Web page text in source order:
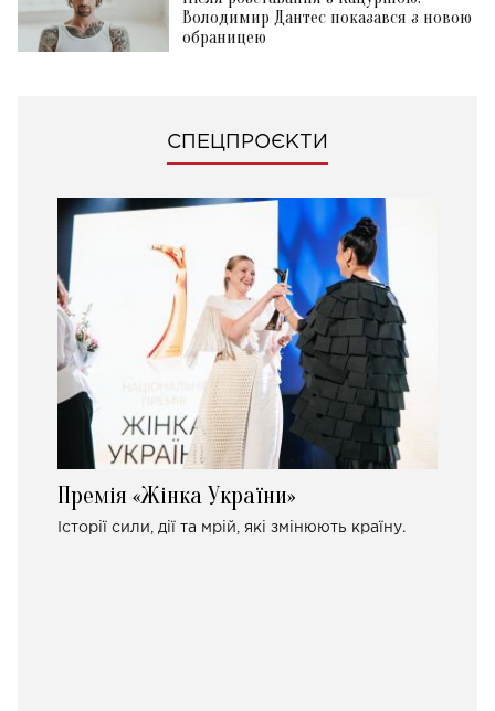
Володимир Дантес показався з новою
обраницею
СПЕЦПРОЄКТИ
Премія «Жінка України»
Історії сили, дії та мрій, які змінюють країну.